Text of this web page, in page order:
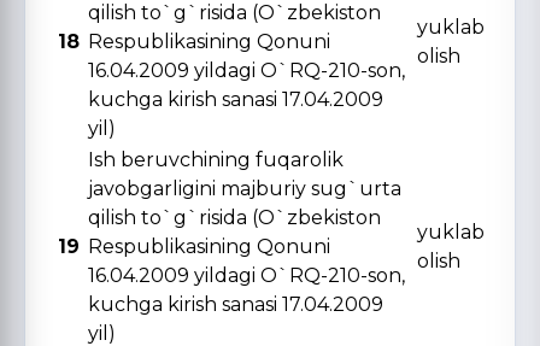
18
qilish to`g`risida (O`zbekiston
Respublikasining Qonuni
16.04.2009 yildagi O`RQ-210-son,
kuchga kirish sanasi 17.04.2009
yil)
yuklab
olish
19
Ish beruvchining fuqarolik
javobgarligini majburiy sug`urta
qilish to`g`risida (O`zbekiston
Respublikasining Qonuni
16.04.2009 yildagi O`RQ-210-son,
kuchga kirish sanasi 17.04.2009
yil)
yuklab
olish